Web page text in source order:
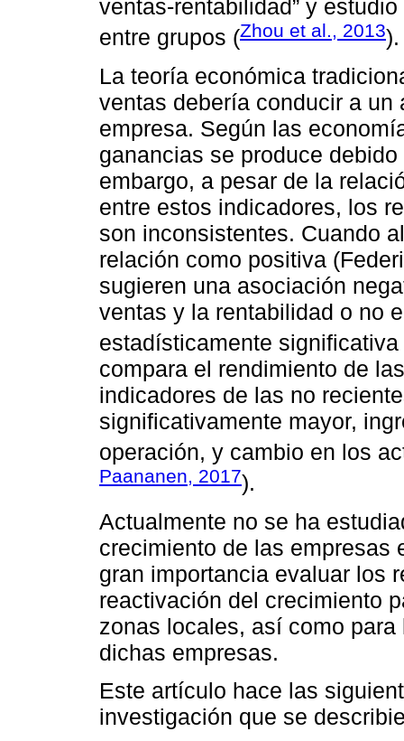
ventas-rentabilidad” y
entre grupos (Zhou et al., 2013).
La teoría económica
ventas debería conducir a
empresa. Según las
ganancias se produce
embargo, a pesar de la
entre estos indicadores, los
son inconsistentes. Cuando
relación como positiva
sugieren una asociación
ventas y la rentabilidad o no
estadísticamente
compara el rendimiento de
indicadores de las no
significativamente mayor,
operación, y cambio en los
Paananen, 2017).
Actualmente no se ha
crecimiento de las empresas
gran importancia evaluar los
reactivación del crecimiento
zonas locales, así como
dichas empresas.
Este artículo hace las
investigación que se